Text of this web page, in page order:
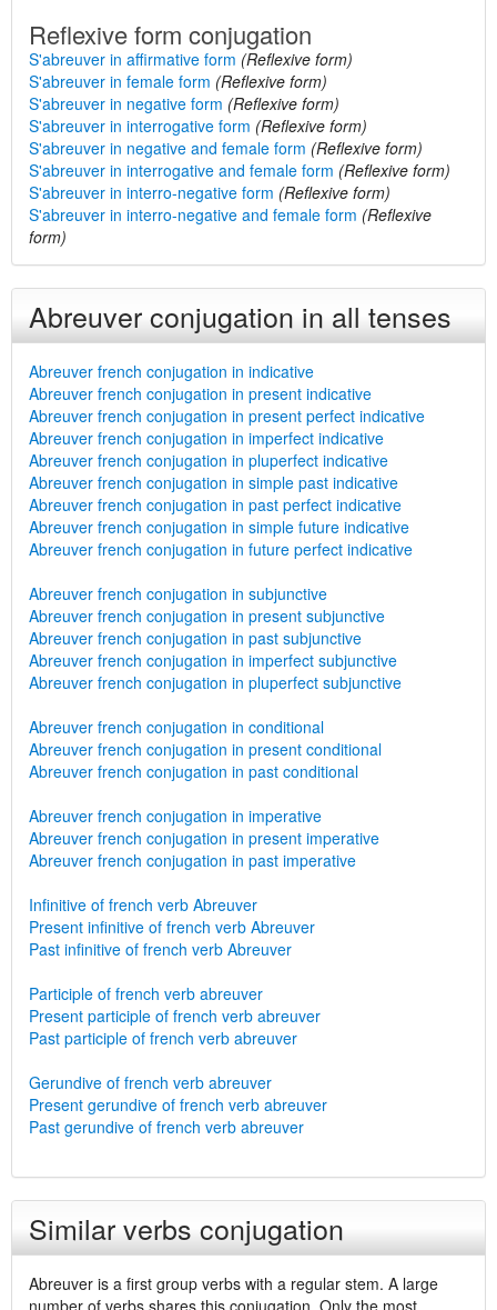
Reflexive form conjugation
S'abreuver in affirmative form (Reflexive form)
S'abreuver in female form (Reflexive form)
S'abreuver in negative form (Reflexive form)
S'abreuver in interrogative form (Reflexive form)
S'abreuver in negative and female form (Reflexive form)
S'abreuver in interrogative and female form (Reflexive form)
S'abreuver in interro-negative form (Reflexive form)
S'abreuver in interro-negative and female form (Reflexive
form)
Abreuver conjugation in all tenses
Abreuver french conjugation in indicative
Abreuver french conjugation in present indicative
Abreuver french conjugation in present perfect indicative
Abreuver french conjugation in imperfect indicative
Abreuver french conjugation in pluperfect indicative
Abreuver french conjugation in simple past indicative
Abreuver french conjugation in past perfect indicative
Abreuver french conjugation in simple future indicative
Abreuver french conjugation in future perfect indicative
Abreuver french conjugation in subjunctive
Abreuver french conjugation in present subjunctive
Abreuver french conjugation in past subjunctive
Abreuver french conjugation in imperfect subjunctive
Abreuver french conjugation in pluperfect subjunctive
Abreuver french conjugation in conditional
Abreuver french conjugation in present conditional
Abreuver french conjugation in past conditional
Abreuver french conjugation in imperative
Abreuver french conjugation in present imperative
Abreuver french conjugation in past imperative
Infinitive of french verb Abreuver
Present infinitive of french verb Abreuver
Past infinitive of french verb Abreuver
Participle of french verb abreuver
Present participle of french verb abreuver
Past participle of french verb abreuver
Gerundive of french verb abreuver
Present gerundive of french verb abreuver
Past gerundive of french verb abreuver
Similar verbs conjugation
Abreuver is a first group verbs with a regular stem. A large
number of verbs shares this conjugation. Only the most